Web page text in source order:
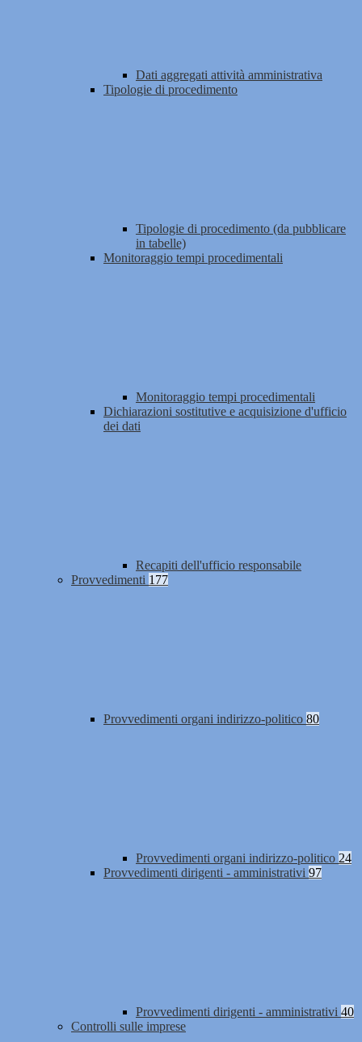
Dati aggregati attività amministrativa
Tipologie di procedimento
Tipologie di procedimento (da pubblicare
in tabelle)
Monitoraggio tempi procedimentali
Monitoraggio tempi procedimentali
Dichiarazioni sostitutive e acquisizione d'ufficio
dei dati
Recapiti dell'ufficio responsabile
Provvedimenti 177
Provvedimenti organi indirizzo-politico 80
Provvedimenti organi indirizzo-politico 24
Provvedimenti dirigenti - amministrativi 97
Provvedimenti dirigenti - amministrativi 40
Controlli sulle imprese